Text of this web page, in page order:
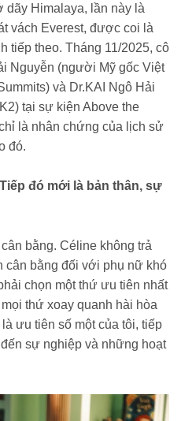
dãy Himalaya, lần này là
vách Everest, được coi là
tiếp theo. Tháng 11/2025, cô
Nguyễn (người Mỹ gốc Việt
và Dr.KAI Ngô Hải
tại sự kiện Above the
là nhân chứng của lịch sử
đó.
đó mới là bản thân, sự
bằng. Céline không trả
cân bằng đối với phụ nữ khó
chọn một thứ ưu tiên nhất
thứ xoay quanh hài hòa
ưu tiên số một của tôi, tiếp
sự nghiệp và những hoạt